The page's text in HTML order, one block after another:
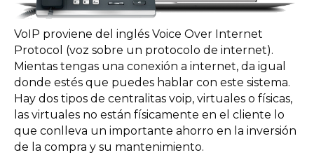
VoIP proviene del inglés Voice Over Internet
Protocol (voz sobre un protocolo de internet).
Mientas tengas una conexión a internet, da igual
donde estés que puedes hablar con este sistema.
Hay dos tipos de centralitas voip, virtuales o físicas,
las virtuales no están físicamente en el cliente lo
que conlleva un importante ahorro en la inversión
de la compra y su mantenimiento.